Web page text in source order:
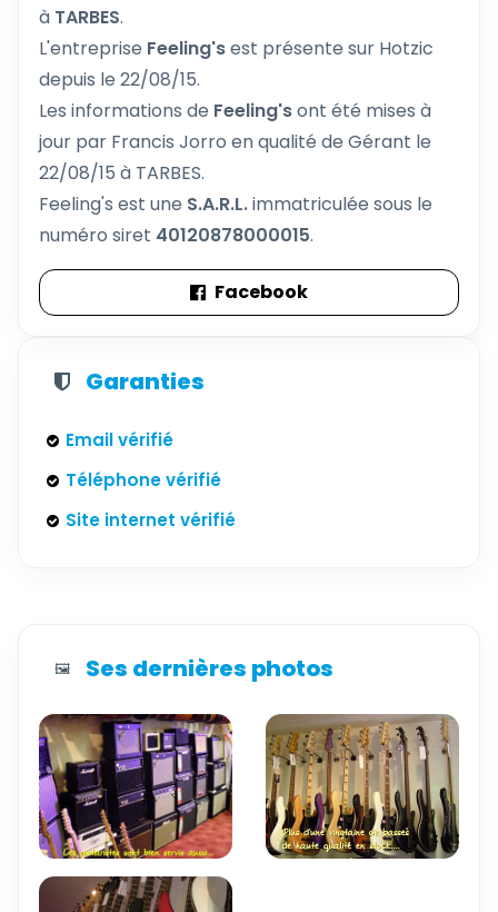
à TARBES.
L'entreprise Feeling'sest présente sur Hotzic
depuis le 22/08/15.
Les informations de Feeling'sont été mises à
jour par Francis Jorro en qualité de Gérant le
22/08/15 à TARBES.
Feeling's est une S.A.R.L.immatriculée sous le
numéro siret 40120878000015.
Facebook
Garanties
Email vérifié
Téléphone vérifié
Site internet vérifié
🖼️ Ses dernières photos